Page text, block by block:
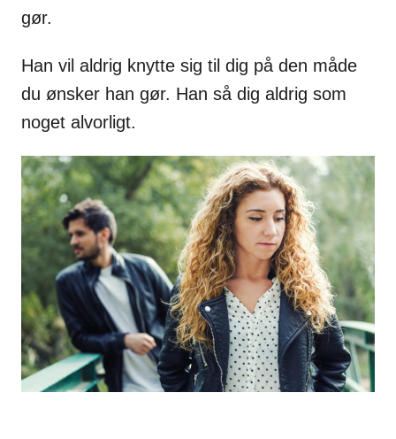
gør.
Han vil aldrig knytte sig til dig på den måde
du ønsker han gør. Han så dig aldrig som
noget alvorligt.